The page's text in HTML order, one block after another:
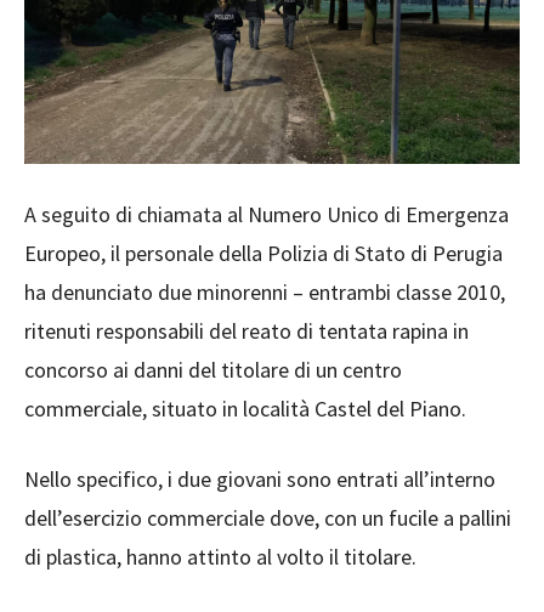
A seguito di chiamata al Numero Unico di Emergenza
Europeo, il personale della Polizia di Stato di Perugia
ha denunciato due minorenni – entrambi classe 2010,
ritenuti responsabili del reato di tentata rapina in
concorso ai danni del titolare di un centro
commerciale, situato in località Castel del Piano.
Nello specifico, i due giovani sono entrati all’interno
dell’esercizio commerciale dove, con un fucile a pallini
di plastica, hanno attinto al volto il titolare.